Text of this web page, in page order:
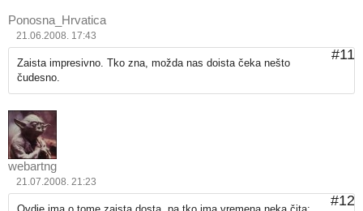
Ponosna_Hrvatica
21.06.2008. 17:43
#11
Zaista impresivno. Tko zna, možda nas doista čeka nešto
čudesno.
webartng
21.07.2008. 21:23
#12